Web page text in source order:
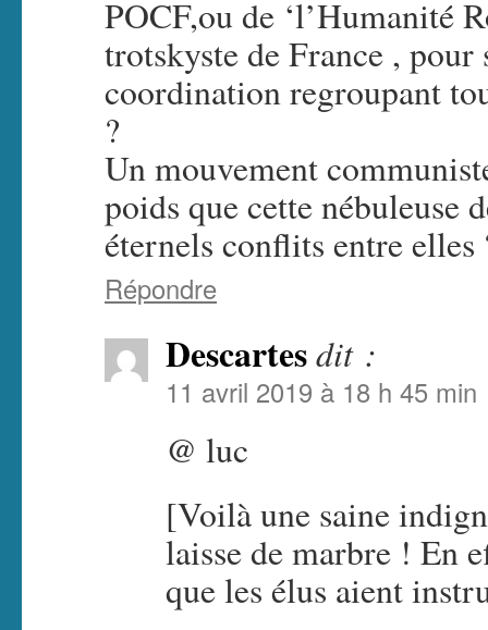
POCF,ou de ‘l’Humanité
trotskyste de France , pour
coordination regroupant
?
Un mouvement
poids que cette nébuleuse
éternels conflits entre elles
Répondre
Descartesdit :
11 avril 2019 à 18 h 45 min
@ luc
[Voilà une saine
laisse de marbre ! En
que les élus aient